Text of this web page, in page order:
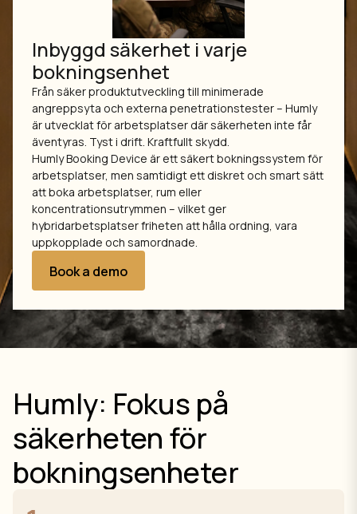
Inbyggd säkerhet i varje
bokningsenhet
Från säker produktutveckling till minimerade
angreppsyta och externa penetrationstester – Humly
är utvecklat för arbetsplatser där säkerheten inte får
äventyras. Tyst i drift. Kraftfullt skydd.
Humly Booking Device är ett säkert bokningssystem för
arbetsplatser, men samtidigt ett diskret och smart sätt
att boka arbetsplatser, rum eller
koncentrationsutrymmen – vilket ger
hybridarbetsplatser friheten att hålla ordning, vara
uppkopplade och samordnade.
Book a demo
Humly: Fokus på
säkerheten för
bokningsenheter